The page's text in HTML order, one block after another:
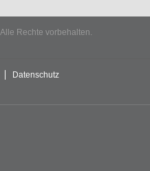
Rechte vorbehalten.
Datenschutz